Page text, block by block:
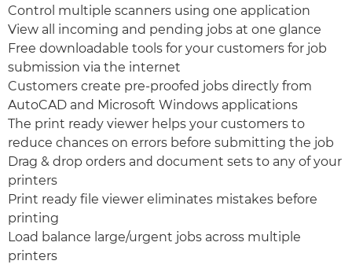
Control multiple scanners using one application
View all incoming and pending jobs at one glance
Free downloadable tools for your customers for job
submission via the internet
Customers create pre-proofed jobs directly from
AutoCAD and Microsoft Windows applications
The print ready viewer helps your customers to
reduce chances on errors before submitting the job
Drag & drop orders and document sets to any of your
printers
Print ready file viewer eliminates mistakes before
printing
Load balance large/urgent jobs across multiple
printers